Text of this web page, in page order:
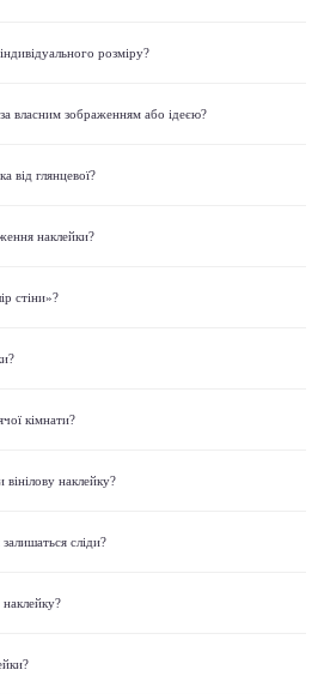
розміру?
власним зображенням або ідеєю?
від глянцевої?
наклейки?
стіни»?
кімнати?
наклейку?
сліди?